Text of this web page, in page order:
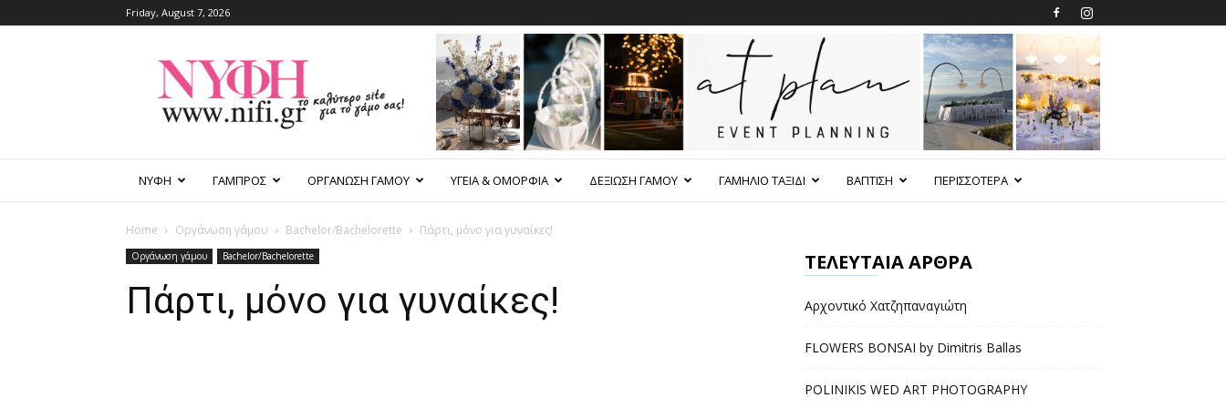
Friday, August 7, 2026
nifi.gr
ΝΥΦΗ ΓΑΜΠΡΟΣ ΟΡΓΑΝΩΣΗ ΓΑΜΟΥ ΥΓΕΙΑ & ΟΜΟΡΦΙΑ ΔΕΞΙΩΣΗ ΓΑΜΟΥ ΓΑΜΗΛΙΟ ΤΑΞΙΔΙ ΒΑΠΤΙΣΗ ΠΕΡΙΣΣΟΤΕΡΑ
Home Οργάνωση γάμου Bachelor/Bachelorette Πάρτι, μόνο για γυναίκες!
Οργάνωση γάμου Bachelor/Bachelorette
Πάρτι, μόνο για γυναίκες!
ΤΕΛΕΥΤΑΙΑ ΑΡΘΡΑ
Αρχοντικό Χατζηπαναγιώτη
FLOWERS BONSAI by Dimitris Ballas
POLINIKIS WED ART PHOTOGRAPHY